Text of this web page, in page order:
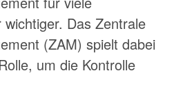
Das Zentrale
(ZAM) spielt dabei
um die Kontrolle